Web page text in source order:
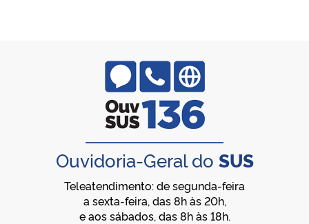
Ouvidoria-Geral do SUS
Teleatendimento: de segunda-feira
a sexta-feira, das 8h às 20h,
e aos sábados, das 8h às 18h.